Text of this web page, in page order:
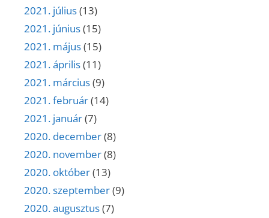
2021. július(13)
2021. június(15)
2021. május(15)
2021. április(11)
2021. március(9)
2021. február(14)
2021. január(7)
2020. december(8)
2020. november(8)
2020. október(13)
2020. szeptember(9)
2020. augusztus(7)